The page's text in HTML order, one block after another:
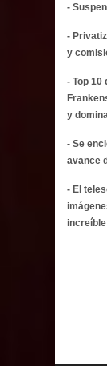
-
-
y
- Top 10
y
- Se
avance
- El